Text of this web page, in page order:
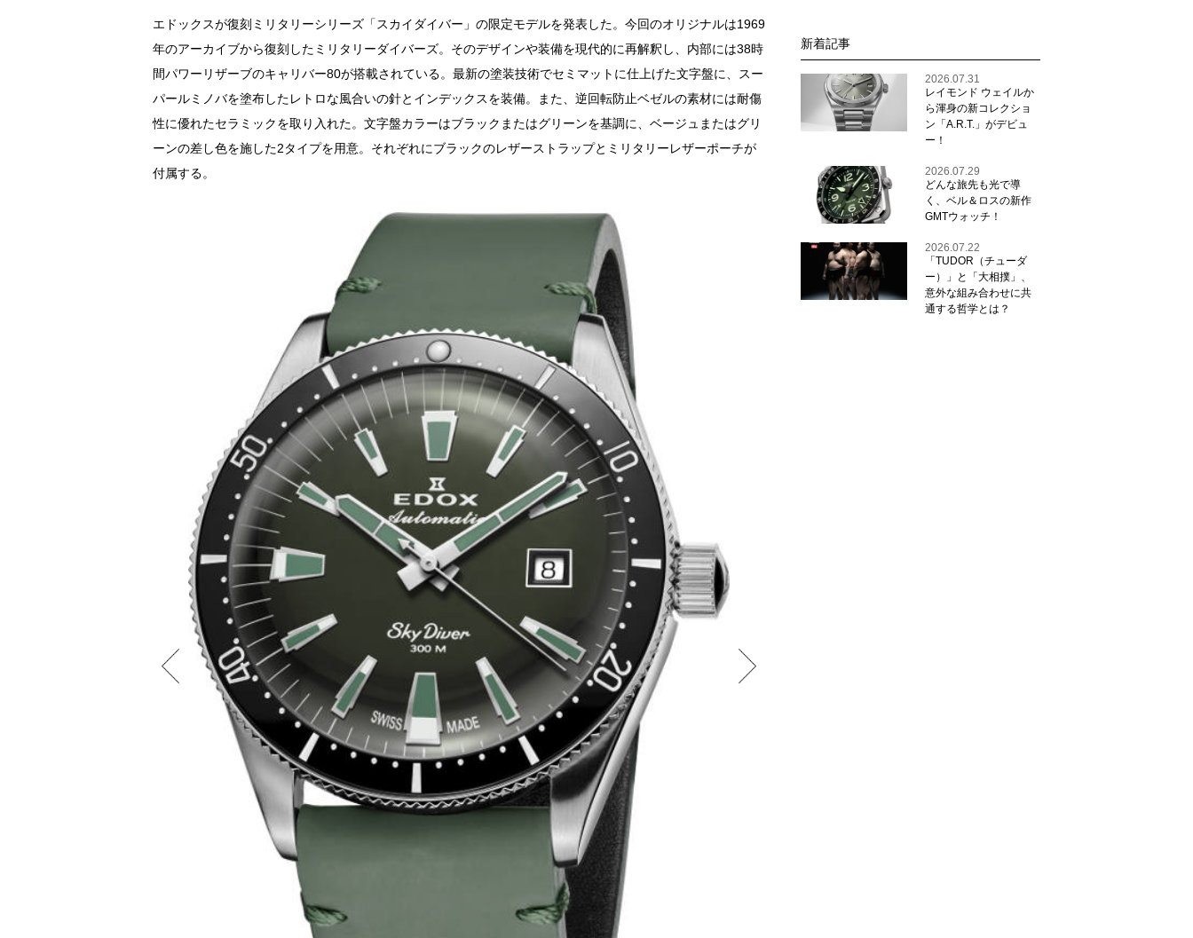
エドックスが復刻ミリタリーシリーズ「スカイダイバー」の限定モデルを発表した。今回のオリジナルは1969
年のアーカイブから復刻したミリタリーダイバーズ。そのデザインや装備を現代的に再解釈し、内部には38時
間パワーリザーブのキャリバー80が搭載されている。最新の塗装技術でセミマットに仕上げた文字盤に、スー
パールミノバを塗布したレトロな風合いの針とインデックスを装備。また、逆回転防止ベゼルの素材には耐傷
性に優れたセラミックを取り入れた。文字盤カラーはブラックまたはグリーンを基調に、ベージュまたはグリ
ーンの差し色を施した2タイプを用意。それぞれにブラックのレザーストラップとミリタリーレザーポーチが
付属する。
新着記事
2026.07.31
レイモンド ウェイルか
ら渾身の新コレクショ
ン「A.R.T.」がデビュ
ー！
2026.07.29
どんな旅先も光で導
く、ベル＆ロスの新作
GMTウォッチ！
2026.07.22
「TUDOR（チューダ
ー）」と「大相撲」、
意外な組み合わせに共
通する哲学とは？